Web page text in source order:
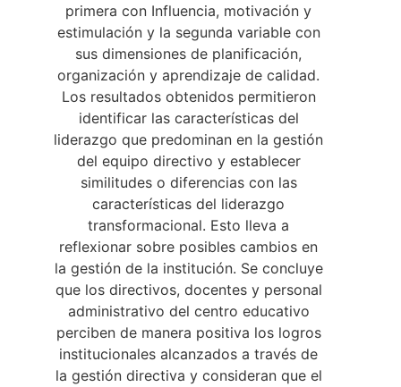
primera con Influencia, motivación y
estimulación y la segunda variable con
sus dimensiones de planificación,
organización y aprendizaje de calidad.
Los resultados obtenidos permitieron
identificar las características del
liderazgo que predominan en la gestión
del equipo directivo y establecer
similitudes o diferencias con las
características del liderazgo
transformacional. Esto lleva a
reflexionar sobre posibles cambios en
la gestión de la institución. Se concluye
que los directivos, docentes y personal
administrativo del centro educativo
perciben de manera positiva los logros
institucionales alcanzados a través de
la gestión directiva y consideran que el